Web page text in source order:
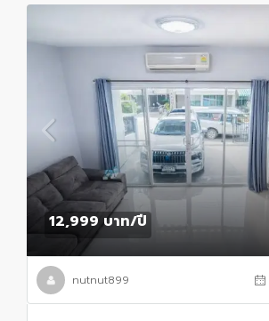
12,999 บาท/ปี
nutnut899